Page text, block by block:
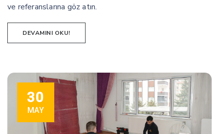
ve referanslarına göz atın.
DEVAMINI OKU!
30
MAY